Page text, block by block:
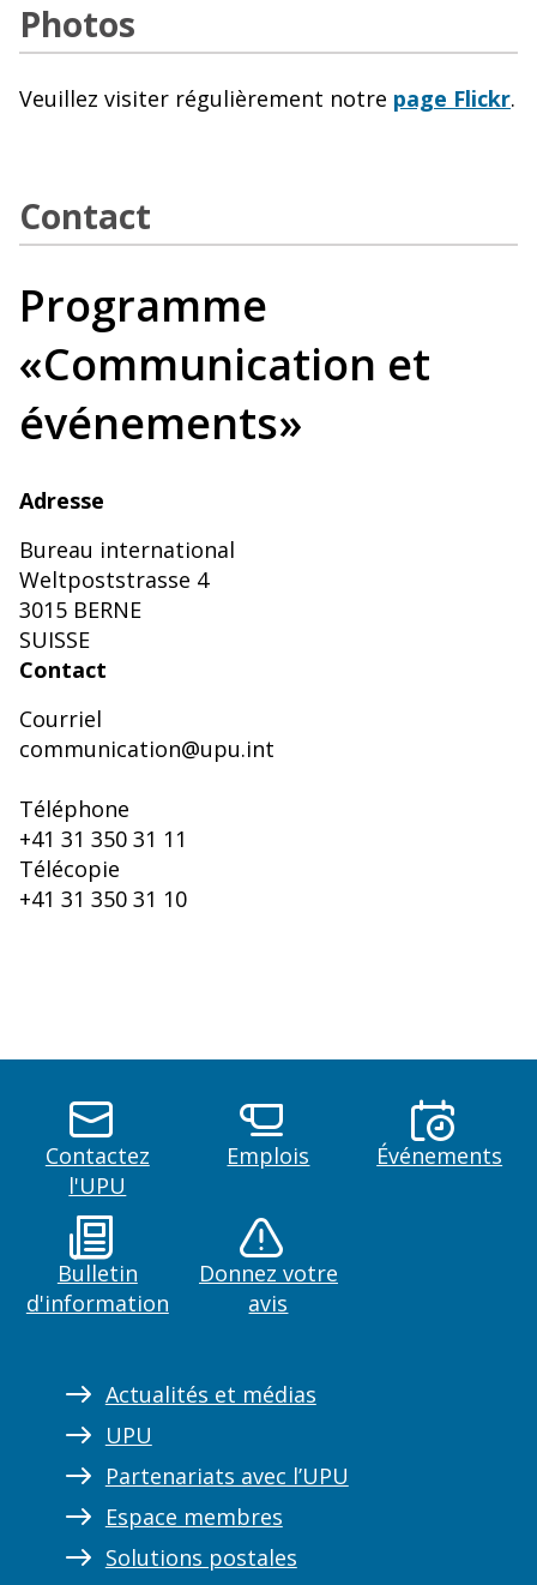
Photos
Veuillez visiter régulièrement notre page Flickr.
Contact
Programme
«Communication et
événements»
Adresse
Bureau international
Weltpoststrasse 4
3015 BERNE
SUISSE
Contact
Courriel
communication@upu.int
Téléphone
+41 31 350 31 11
Télécopie
+41 31 350 31 10
Contactez
l'UPU
Emplois Événements
Bulletin
d'information
Donnez votre
avis
Actualités et médias
UPU
Partenariats avec l’UPU
Espace membres
Solutions postales